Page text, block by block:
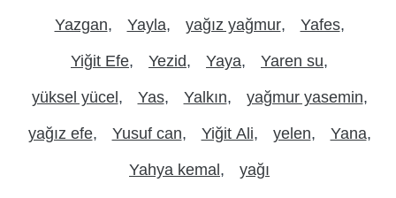
Yazgan Yayla yağız yağmur Yafes
Yiğit Efe Yezid Yaya Yaren su
yüksel yücel Yas Yalkın yağmur yasemin
yağız efe Yusuf can Yiğit Ali yelen Yana
Yahya kemal yağı